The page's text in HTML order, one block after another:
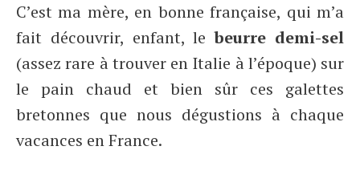
C’est ma mère, en bonne française, qui m’a
fait découvrir, enfant, le beurre demi-sel
(assez rare à trouver en Italie à l’époque) sur
le pain chaud et bien sûr ces galettes
bretonnes que nous dégustions à chaque
vacances en France.